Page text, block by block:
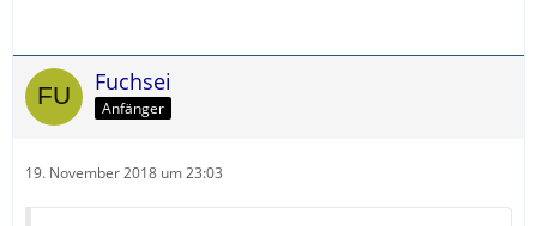
Fuchsei
Anfänger
19. November 2018 um 23:03